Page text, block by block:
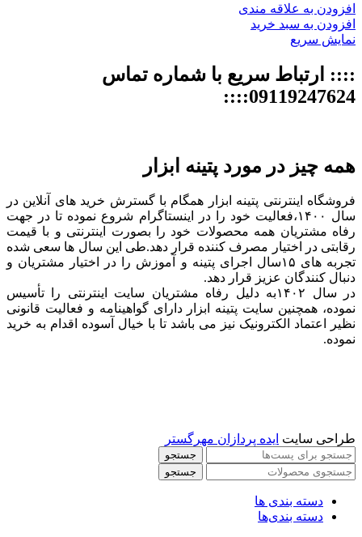
افزودن به علاقه مندی
افزودن به سبد خرید
نمایش سریع
:::: ارتباط سریع با شماره تماس
09119247624::::
همه چیز در مورد پتینه ابزار
فروشگاه اینترنتی پتینه ابزار همگام با گسترش خرید های آنلاین در
سال ۱۴۰۰،فعالیت خود را در اینستاگرام شروع نموده تا در جهت
رفاه مشتریان همه محصولات خود را بصورت اینترنتی و با قیمت
رقابتی در اختیار مصرف کننده قرار دهد.طی این سال ها سعی شده
تجربه های ۱۵سال اجرای پتینه و آموزش را در اختیار مشتریان و
دنبال کنندگان عزیز قرار دهد.
در سال ۱۴۰۲به دلیل رفاه مشتریان سایت اینترنتی را تأسیس
نموده، همچنین سایت پتینه ابزار دارای گواهینامه و فعالیت قانونی
نظیر اعتماد الکترونیک نیز می باشد تا با خیال آسوده اقدام به خرید
نموده.
طراحی سایت ایده پردازان مهرگستر
جستجو
جستجو
دسته بندی ها
دسته بندی‌ها